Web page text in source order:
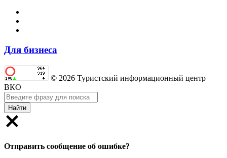
Для бизнеса
© 2026 Туристский информационный центр
ВКО
Найти
Отправить сообщение об ошибке?